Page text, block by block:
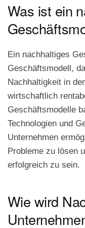
Was ist ein
Ein nachhaltiges
Geschäftsmodell,
Nachhaltigkeit in
wirtschaftlich
Geschäftsmodelle
Technologien und
Unternehmen
Probleme zu lösen
erfolgreich zu sein.
Wie wird